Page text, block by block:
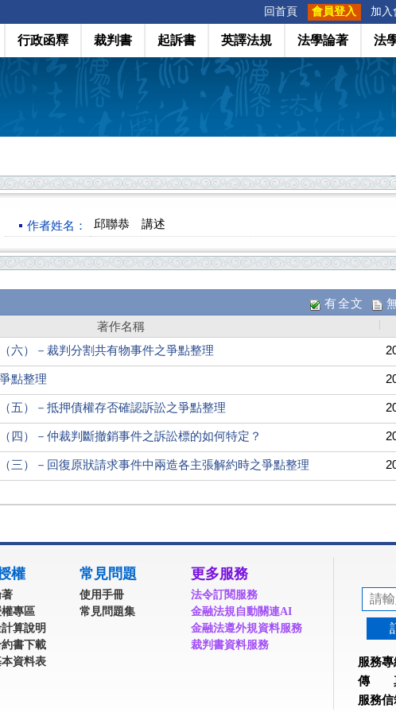
回首頁 會員登入 加入
行政函釋 裁判書 起訴書 英譯法規 法學論著 法
作者姓名： 邱聯恭 講述
有全文
著作名稱
六）－裁判分割共有物事件之爭點整理
點整理
五）－抵押債權存否確認訴訟之爭點整理
四）－仲裁判斷撤銷事件之訴訟標的如何特定？
三）－回復原狀請求事件中兩造各主張解約時之爭點整理
權
專區
算說明
書下載
資料表
常見問題
使用手冊
常見問題集
更多服務
法令訂閱服務
金融法規自動關連AI
金融法遵外規資料服務
裁判書資料服務
服務專
傳 真
服務信